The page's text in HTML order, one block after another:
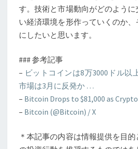
す。技術と市場動向がどのよう
い経済環境を形作っていくのか
にしたいと思います。
### 参考記事
– ビットコインは8万3000ドル以
市場は3月に反発か …
– Bitcoin Drops to $81,000 as
– Bitcoin (@Bitcoin) / X
＊本記事の内容は情報提供を目